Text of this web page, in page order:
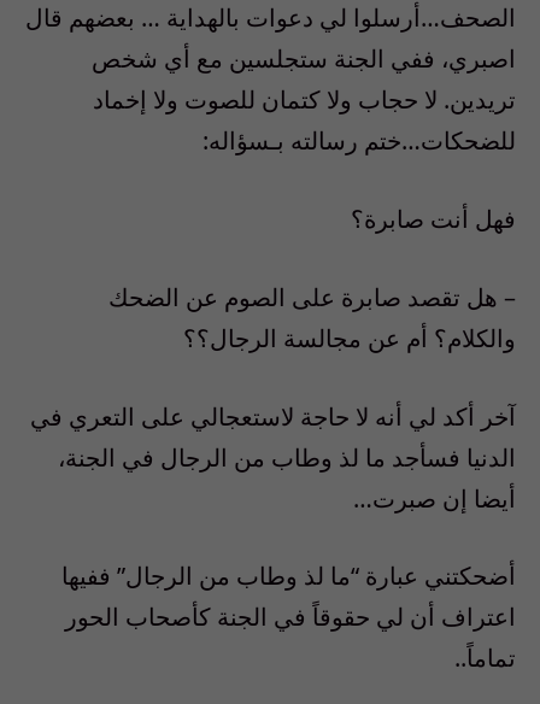
الصحف…أرسلوا لي دعوات بالهداية … بعضهم قال
اصبري، ففي الجنة ستجلسين مع أي شخص
تريدين. لا حجاب ولا كتمان للصوت ولا إخماد
للضحكات…ختم رسالته بـسؤاله:
فهل أنت صابرة؟
– هل تقصد صابرة على الصوم عن الضحك
والكلام؟ أم عن مجالسة الرجال؟؟
آخر أكد لي أنه لا حاجة لاستعجالي على التعري في
الدنيا فسأجد ما لذ وطاب من الرجال في الجنة،
أيضا إن صبرت…
أضحكتني عبارة “ما لذ وطاب من الرجال” ففيها
اعتراف أن لي حقوقاً في الجنة كأصحاب الحور
تماماً..